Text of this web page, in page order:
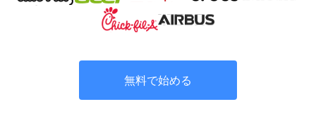
無料で始める